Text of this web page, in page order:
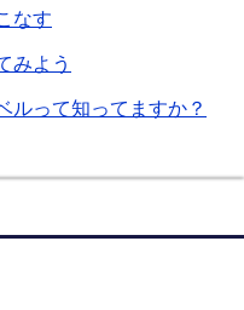
なす
みよう
ルって知ってますか？